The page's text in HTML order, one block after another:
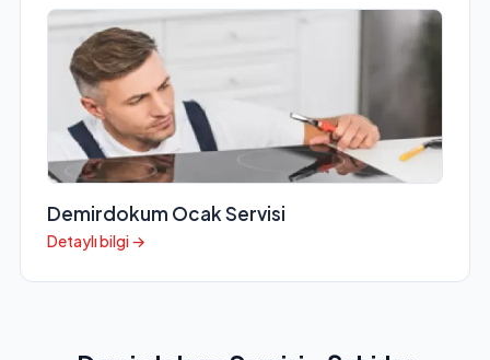
Demirdokum Ocak Servisi
Detaylı bilgi →